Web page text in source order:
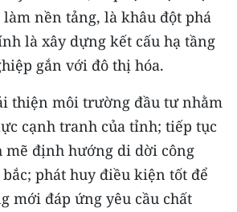
nền tảng, là khâu đột phá
là xây dựng kết cấu hạ tầng
gắn với đô thị hóa.
thiện môi trường đầu tư nhằm
cạnh tranh của tỉnh; tiếp tục
định hướng di dời công
phát huy điều kiện tốt để
mới đáp ứng yêu cầu chất